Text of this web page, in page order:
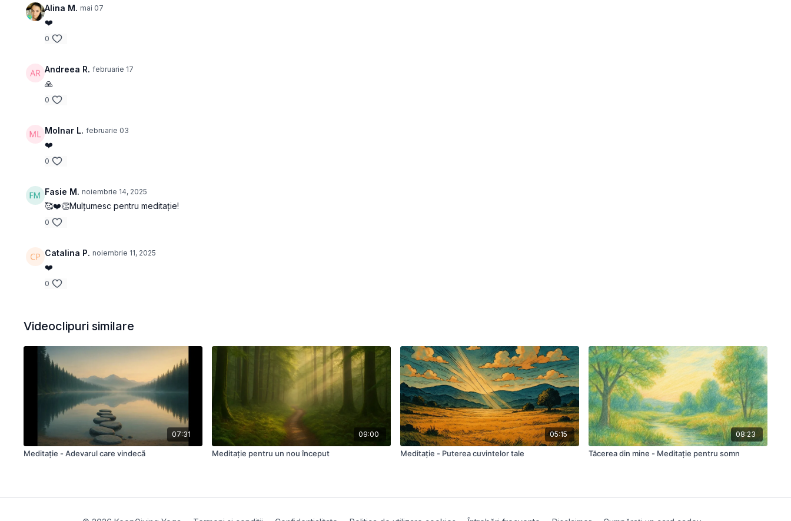
Alina M. mai 07
❤️
0
Andreea R. februarie 17
🙏
0
Molnar L. februarie 03
❤️
0
Fasie M. noiembrie 14, 2025
🥰❤️👏Mulțumesc pentru meditație!
0
Catalina P. noiembrie 11, 2025
❤️
0
Videoclipuri similare
07:31
Meditație - Adevarul care vindecã
09:00
Meditație pentru un nou început
05:15
Meditație - Puterea cuvintelor tale
08:23
Tăcerea din mine - Meditație pentru somn